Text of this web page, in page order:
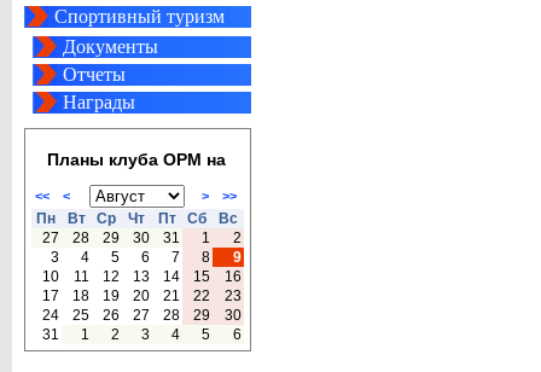
Спортивный туризм
Документы
Отчеты
Награды
Планы клуба ОРМ на
<< < > >>
Пн Вт Ср Чт Пт Сб
Вс
27
28 29 30 31 1
2
3
4 5 6 7 8
9
10
11 12 13 14 15
16
17
18 19 20 21 22
23
24
25 26 27 28 29
30
31
1 2 3 4 5 6